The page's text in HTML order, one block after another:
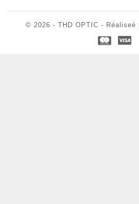
© 2026 - THD OPTIC - Réaliseé